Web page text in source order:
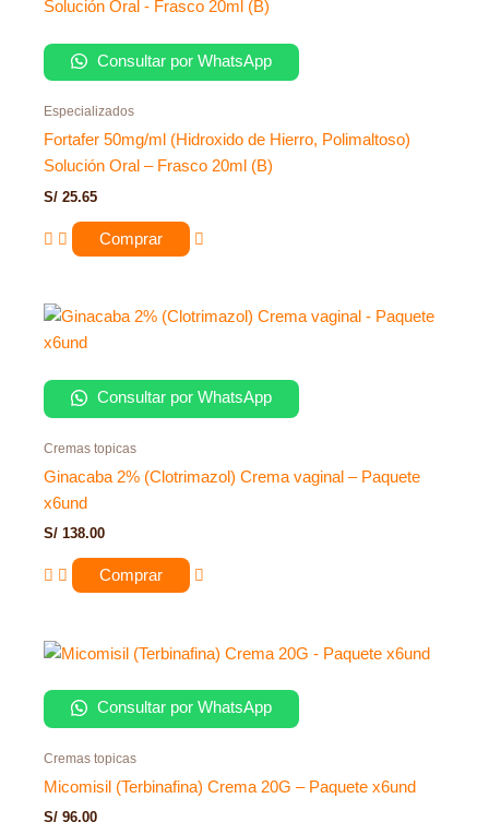
Consultar por WhatsApp
Especializados
Fortafer 50mg/ml (Hidroxido de Hierro, Polimaltoso)
Solución Oral – Frasco 20ml (B)
S/ 25.65
Comprar
Consultar por WhatsApp
Cremas topicas
Ginacaba 2% (Clotrimazol) Crema vaginal – Paquete
x6und
S/ 138.00
Comprar
Consultar por WhatsApp
Cremas topicas
Micomisil (Terbinafina) Crema 20G – Paquete x6und
S/ 96.00